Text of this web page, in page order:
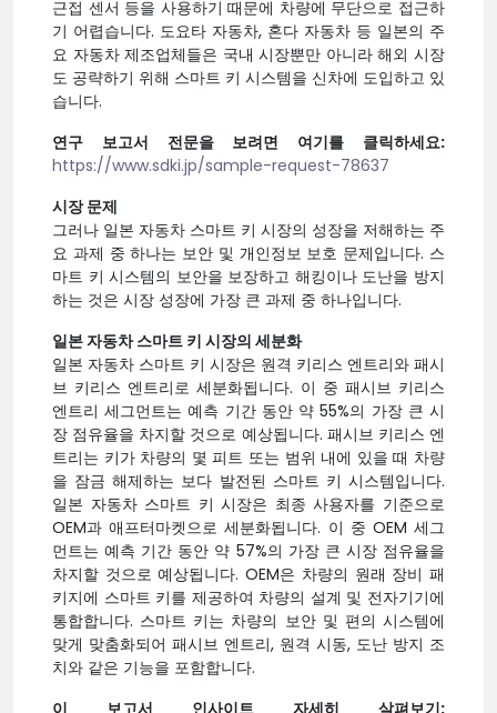
근접 센서 등을 사용하기 때문에 차량에 무단으로 접근하
기 어렵습니다. 도요타 자동차, 혼다 자동차 등 일본의 주
요 자동차 제조업체들은 국내 시장뿐만 아니라 해외 시장
도 공략하기 위해 스마트 키 시스템을 신차에 도입하고 있
습니다.
연구 보고서 전문을 보려면 여기를 클릭하세요:
https://www.sdki.jp/sample-request-78637
시장 문제
그러나 일본 자동차 스마트 키 시장의 성장을 저해하는 주
요 과제 중 하나는 보안 및 개인정보 보호 문제입니다. 스
마트 키 시스템의 보안을 보장하고 해킹이나 도난을 방지
하는 것은 시장 성장에 가장 큰 과제 중 하나입니다.
일본 자동차 스마트 키 시장의 세분화
일본 자동차 스마트 키 시장은 원격 키리스 엔트리와 패시
브 키리스 엔트리로 세분화됩니다. 이 중 패시브 키리스
엔트리 세그먼트는 예측 기간 동안 약 55%의 가장 큰 시
장 점유율을 차지할 것으로 예상됩니다. 패시브 키리스 엔
트리는 키가 차량의 몇 피트 또는 범위 내에 있을 때 차량
을 잠금 해제하는 보다 발전된 스마트 키 시스템입니다.
일본 자동차 스마트 키 시장은 최종 사용자를 기준으로
OEM과 애프터마켓으로 세분화됩니다. 이 중 OEM 세그
먼트는 예측 기간 동안 약 57%의 가장 큰 시장 점유율을
차지할 것으로 예상됩니다. OEM은 차량의 원래 장비 패
키지에 스마트 키를 제공하여 차량의 설계 및 전자기기에
통합합니다. 스마트 키는 차량의 보안 및 편의 시스템에
맞게 맞춤화되어 패시브 엔트리, 원격 시동, 도난 방지 조
치와 같은 기능을 포함합니다.
이 보고서 인사이트 자세히 살펴보기: